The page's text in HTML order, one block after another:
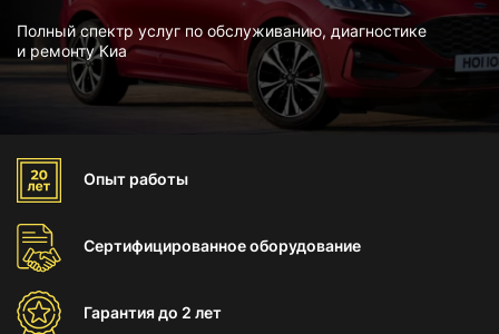
Полный спектр услуг по обслуживанию, диагностике
и ремонту Киа
Опыт работы
Сертифицированноеоборудование
Гарантиядо 2 лет